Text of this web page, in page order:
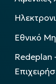
Εθνικό
Redeplan